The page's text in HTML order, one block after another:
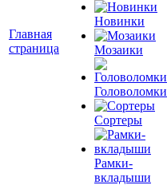
Главная
страница
Новинки
Мозаики
Головоломки
Сортеры
Рамки-
вкладыши